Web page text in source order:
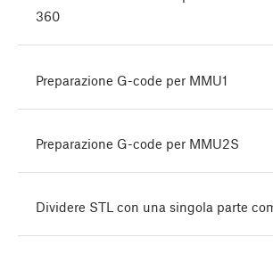
360
Preparazione G-code per MMU1
Preparazione G-code per MMU2S
Dividere STL con una singola parte